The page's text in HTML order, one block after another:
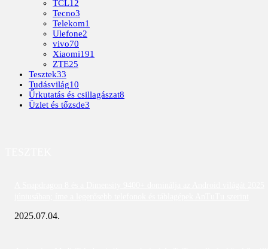
TCL12
Tecno3
Telekom1
Ulefone2
vivo70
Xiaomi191
ZTE25
Tesztek33
Tudásvilág10
Űrkutatás és csillagászat8
Üzlet és tőzsde3
2025.07.04.